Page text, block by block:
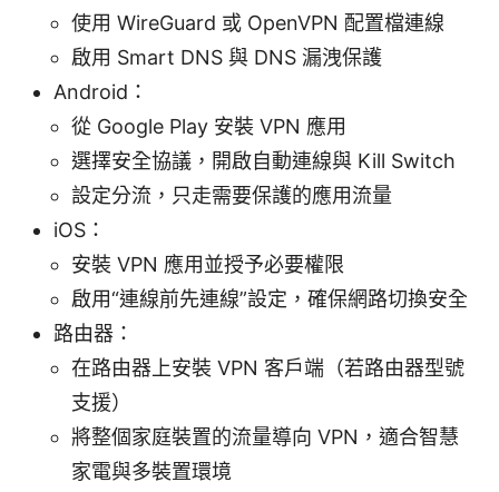
使用 WireGuard 或 OpenVPN 配置檔連線
啟用 Smart DNS 與 DNS 漏洩保護
Android：
從 Google Play 安裝 VPN 應用
選擇安全協議，開啟自動連線與 Kill Switch
設定分流，只走需要保護的應用流量
iOS：
安裝 VPN 應用並授予必要權限
啟用“連線前先連線”設定，確保網路切換安全
路由器：
在路由器上安裝 VPN 客戶端（若路由器型號
支援）
將整個家庭裝置的流量導向 VPN，適合智慧
家電與多裝置環境